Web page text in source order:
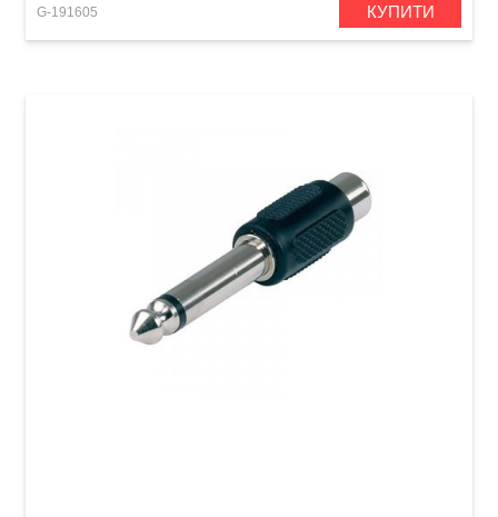
G-191605 КУПИТИ